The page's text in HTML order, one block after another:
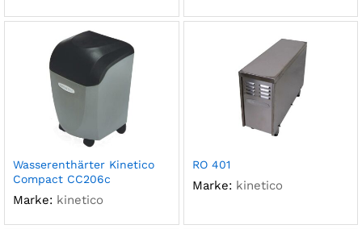
Wasserenthärter Kinetico
Compact CC206c
Marke: kinetico
RO 401
Marke: kinetico